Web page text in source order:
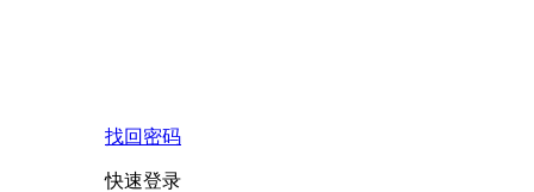
找回密码
快速登录